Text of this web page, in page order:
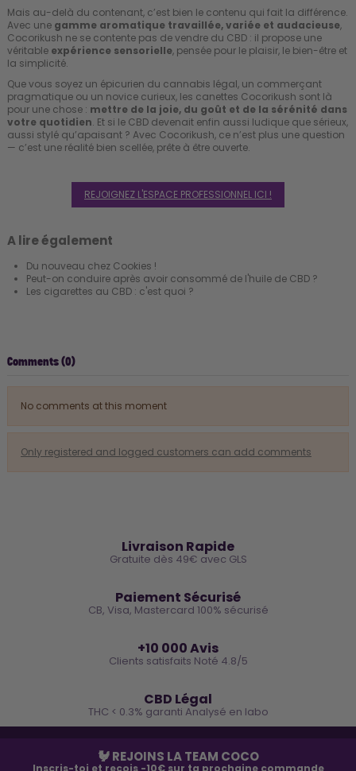
Mais au-delà du contenant, c’est bien le contenu qui fait la différence.
Avec une gamme aromatique travaillée, variée et audacieuse,
Cocorikush ne se contente pas de vendre du CBD : il propose une
véritable expérience sensorielle, pensée pour le plaisir, le bien-être et
la simplicité.
Que vous soyez un épicurien du cannabis légal, un commerçant
pragmatique ou un novice curieux, les canettes Cocorikush sont là
pour une chose : mettre de la joie, du goût et de la sérénité dans
votre quotidien. Et si le CBD devenait enfin aussi ludique que sérieux,
aussi stylé qu’apaisant ? Avec Cocorikush, ce n’est plus une question
— c’est une réalité bien scellée, prête à être ouverte.
REJOIGNEZ L'ESPACE PROFESSIONNEL ICI !
A lire également
Du nouveau chez Cookies !
Peut-on conduire après avoir consommé de l'huile de CBD ?
Les cigarettes au CBD : c'est quoi ?
Comments (0)
No comments at this moment
Only registered and logged customers can add comments
Livraison Rapide
Gratuite dès 49€ avec GLS
Paiement Sécurisé
CB, Visa, Mastercard 100% sécurisé
+10 000 Avis
Clients satisfaits Noté 4.8/5
CBD Légal
THC < 0.3% garanti Analysé en labo
🐓 REJOINS LA TEAM COCO